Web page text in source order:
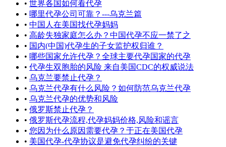
• 世界各国如何看代孕
• 哪里代孕公司可靠？---乌克兰篇
• 中国人在美国找代孕妈妈
• 高龄失独家庭怎么办？中国代孕不应一禁了之
• 国内(中国)代孕生的子女监护权归谁？
• 哪些国家允许代孕？全球主要代孕国家的代孕
• 代孕生双胞胎的风险 来自美国CDC的权威说法
• 乌克兰要禁止代孕？
• 乌克兰代孕有什么风险？如何防范乌克兰代孕
• 乌克兰代孕的优势和风险
• 俄罗斯禁止代孕？
• 俄罗斯代孕流程,代孕妈妈价格,风险和谣言
• 您因为什么原因需要代孕？于正在美国代孕
• 美国代孕-代孕协议是避免代孕纠纷的关键